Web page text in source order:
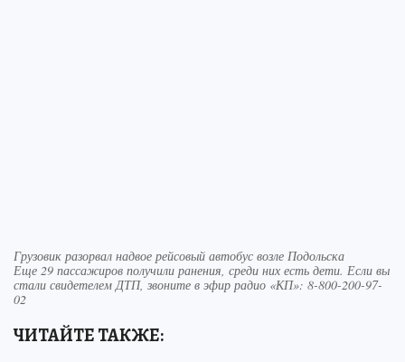
Грузовик разорвал надвое рейсовый автобус возле Подольска
Еще 29 пассажиров получили ранения, среди них есть дети. Если вы
стали свидетелем ДТП, звоните в эфир радио «КП»: 8-800-200-97-
02
ЧИТАЙТЕ ТАКЖЕ: